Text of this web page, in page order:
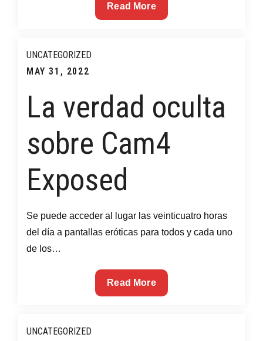
Chatrandom
Review
Read More
UNCATEGORIZED
Posted
MAY 31, 2022
La verdad oculta
sobre Cam4
Exposed
Se puede acceder al lugar las veinticuatro horas
del día a pantallas eróticas para todos y cada uno
de los…
La
Read More
UNCATEGORIZED